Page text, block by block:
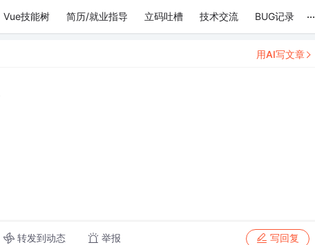
Vue技能树 简历/就业指导 立码吐槽 技术交流 BUG记录 ...
转发到动态 举报 写回复
用AI写文章